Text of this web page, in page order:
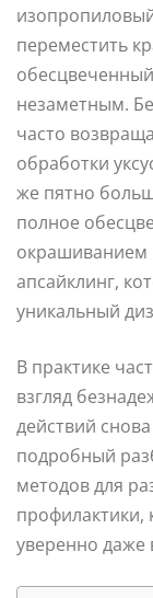
переместить
незаметным.
часто
обработки
же пятно
полное
окрашиванием
апсайклинг,
уникальный
В практике
взгляд
действий
подробный
методов для
профилактики,
уверенно даже